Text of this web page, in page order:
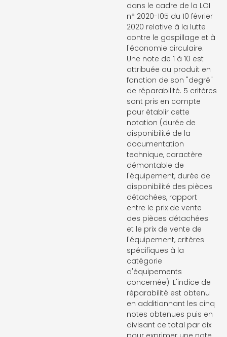
dans le cadre de la LOI
n° 2020-105 du 10 février
2020 relative à la lutte
contre le gaspillage et à
l'économie circulaire.
Une note de 1 à 10 est
attribuée au produit en
fonction de son "degré"
de réparabilité. 5 critères
sont pris en compte
pour établir cette
notation (durée de
disponibilité de la
documentation
technique, caractère
démontable de
l'équipement, durée de
disponibilité des pièces
détachées, rapport
entre le prix de vente
des pièces détachées
et le prix de vente de
l'équipement, critères
spécifiques à la
catégorie
d'équipements
concernée). L'indice de
réparabilité est obtenu
en additionnant les cinq
notes obtenues puis en
divisant ce total par dix